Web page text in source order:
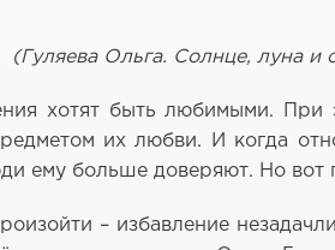
(Гуляева Ольга. Солнце, луна и
хотят быть любимыми. При
их любви. И когда
ему больше доверяют. Но вот
– избавление